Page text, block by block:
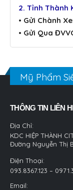
2. Tỉnh Thành
• Gửi Chành
• Gửi Qua
Mỹ Phẩm
THÔNG TIN LIÊN
Địa Chỉ:
KDC HIỆP THÀNH
Đường Nguyễn Thị
Điện Thoại:
093.8367.123 –
Email: